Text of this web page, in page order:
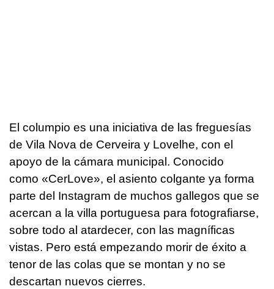
El columpio es una iniciativa de las freguesías
de Vila Nova de Cerveira y Lovelhe, con el
apoyo de la cámara municipal. Conocido
como «CerLove», el asiento colgante ya forma
parte del Instagram de muchos gallegos que se
acercan a la villa portuguesa para fotografiarse,
sobre todo al atardecer, con las magníficas
vistas. Pero está empezando morir de éxito a
tenor de las colas que se montan y no se
descartan nuevos cierres.